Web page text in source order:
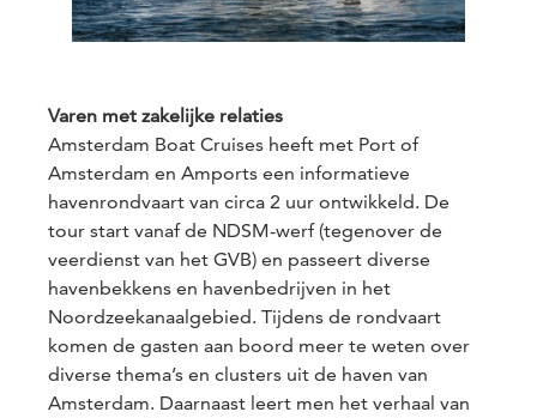
Varen met zakelijke relaties
Amsterdam Boat Cruises heeft met Port of
Amsterdam en Amports een informatieve
havenrondvaart van circa 2 uur ontwikkeld. De
tour start vanaf de NDSM-werf (tegenover de
veerdienst van het GVB) en passeert diverse
havenbekkens en havenbedrijven in het
Noordzeekanaalgebied. Tijdens de rondvaart
komen de gasten aan boord meer te weten over
diverse thema’s en clusters uit de haven van
Amsterdam. Daarnaast leert men het verhaal van